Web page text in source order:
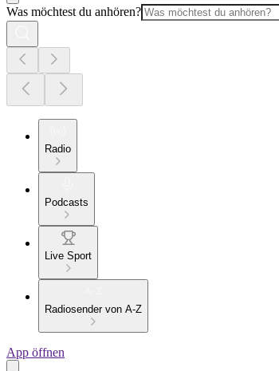
Was möchtest du anhören?
Radio
Podcasts
Live Sport
Radiosender von A-Z
App öffnen